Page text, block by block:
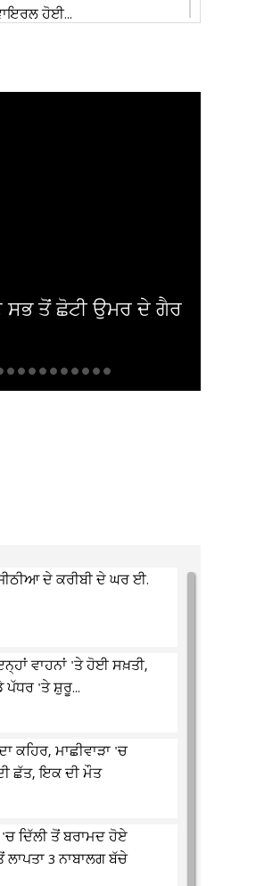
ਹੋਈ...
ਤੋਂ ਹਟਾਈ
ਦੇ ਕਰੀਬੀ ਦੇ ਘਰ ਈ.
ਵਾਹਨਾਂ 'ਤੇ ਹੋਈ ਸਖ਼ਤੀ,
ਪੱਧਰ 'ਤੇ ਸ਼ੁਰੂ...
ਕਹਿਰ, ਮਾਛੀਵਾੜਾ 'ਚ
ਛੱਤ, ਇਕ ਦੀ ਮੌਤ
ਦਿੱਲੀ ਤੋਂ ਬਰਾਮਦ ਹੋਏ
ਲਾਪਤਾ 3 ਨਾਬਾਲਗ ਬੱਚੇ